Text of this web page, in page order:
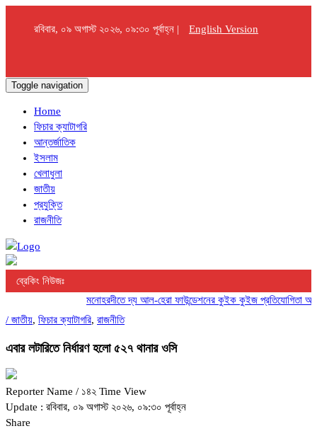
রবিবার, ০৯ অগাস্ট ২০২৬, ০৯:৩০ পূর্বাহ্ন | English Version
Toggle navigation
Home
ফিচার ক্যাটাগরি
আন্তর্জাতিক
ইসলাম
খেলাধুলা
জাতীয়
প্রযুক্তি
রাজনীতি
ব্রেকিং নিউজঃ
মনোহরদীতে দ্য আল-হেরা ফাউন্ডেশনের কুইক কুইজ প্রতিযোগিতা
/ জাতীয়, ফিচার ক্যাটাগরি, রাজনীতি
এবার লটারিতে নির্ধারণ হলো ৫২৭ থানার ওসি
Reporter Name / ১৪২ Time View
Update : রবিবার, ০৯ অগাস্ট ২০২৬, ০৯:৩০ পূর্বাহ্ন
Share